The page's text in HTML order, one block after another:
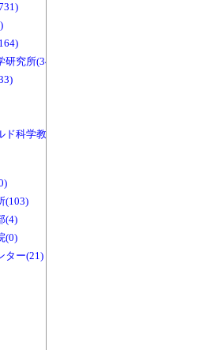
究所(34)
科学教育研究
(103)
(4)
(0)
ター(21)